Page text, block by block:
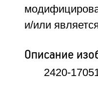
и/или
Описание
2420-